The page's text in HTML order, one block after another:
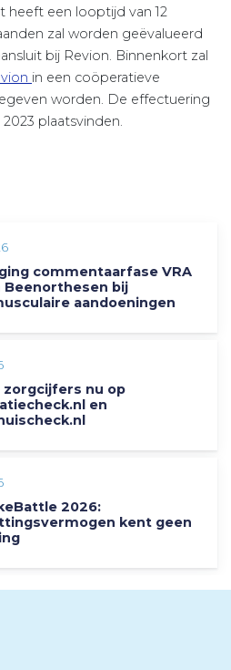
heeft een looptijd van 12
zal worden geëvalueerd
bij Revion. Binnenkort zal
in een coöperatieve
worden. De effectuering
plaatsvinden.
commentaarfase VRA
Beenorthesen bij
aandoeningen
zorgcijfers nu op
en
2026:
kent geen